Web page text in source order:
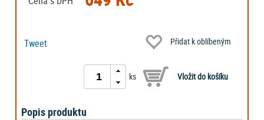
Tweet Přidat k oblíbeným
ks
Popis produktu